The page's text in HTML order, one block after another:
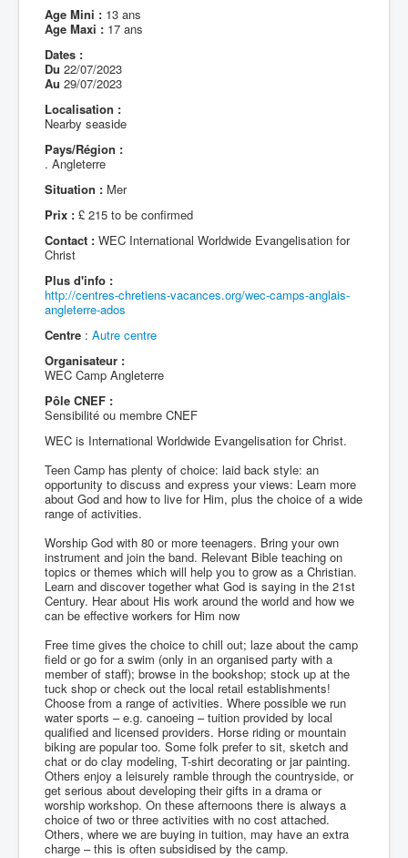
Age Mini : 13 ans
Age Maxi : 17 ans
Dates :
Du 22/07/2023
Au 29/07/2023
Localisation :
Nearby seaside
Pays/Région :
. Angleterre
Situation : Mer
Prix : £ 215 to be confirmed
Contact : WEC International Worldwide Evangelisation for
Christ
Plus d'info :
http://centres-chretiens-vacances.org/wec-camps-anglais-
angleterre-ados
Centre : Autre centre
Organisateur :
WEC Camp Angleterre
Pôle CNEF :
Sensibilité ou membre CNEF
WEC is International Worldwide Evangelisation for Christ.
Teen Camp has plenty of choice: laid back style: an
opportunity to discuss and express your views: Learn more
about God and how to live for Him, plus the choice of a wide
range of activities.
Worship God with 80 or more teenagers. Bring your own
instrument and join the band. Relevant Bible teaching on
topics or themes which will help you to grow as a Christian.
Learn and discover together what God is saying in the 21st
Century. Hear about His work around the world and how we
can be effective workers for Him now
Free time gives the choice to chill out; laze about the camp
field or go for a swim (only in an organised party with a
member of staff); browse in the bookshop; stock up at the
tuck shop or check out the local retail establishments!
Choose from a range of activities. Where possible we run
water sports – e.g. canoeing – tuition provided by local
qualified and licensed providers. Horse riding or mountain
biking are popular too. Some folk prefer to sit, sketch and
chat or do clay modeling, T-shirt decorating or jar painting.
Others enjoy a leisurely ramble through the countryside, or
get serious about developing their gifts in a drama or
worship workshop. On these afternoons there is always a
choice of two or three activities with no cost attached.
Others, where we are buying in tuition, may have an extra
charge – this is often subsidised by the camp.